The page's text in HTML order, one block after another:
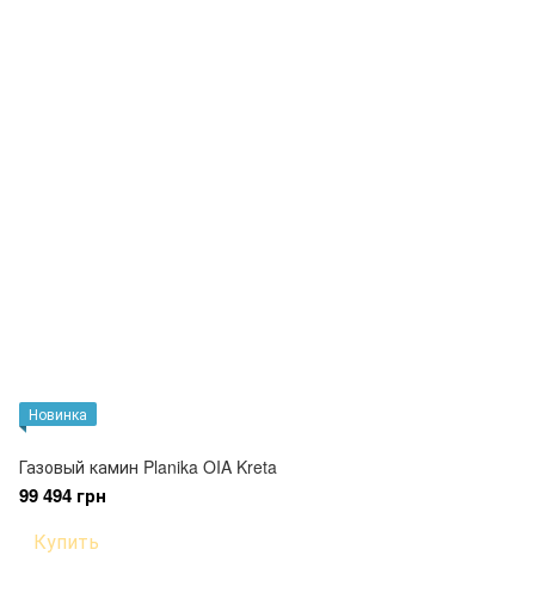
Новинка
Газовый камин Planika OIA Kreta
99 494 грн
Купить